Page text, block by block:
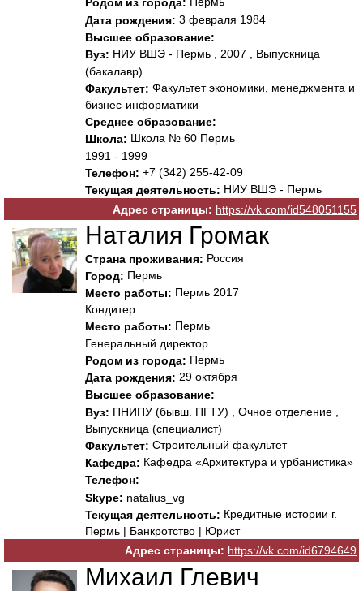
Родом из города:
Дата рождения: 3 февраля 1984
Высшее образование:
Вуз: НИУ ВШЭ - Пермь , 2007 , Выпускница
(бакалавр)
Факультет: Факультет экономики, менеджмента и
бизнес-информатики
Среднее образование:
Школа: Школа № 60 Пермь
1991 - 1999
Телефон: +7 (342) 255-42-09
Текущая деятельность: НИУ ВШЭ - Пермь
Адрес страницы: https://vk.com/id548051155
Наталия Громак
Страна проживания: Россия
Город: Пермь
Место работы: Пермь 2017
Кондитер
Место работы: Пермь
Генеральный директор
Родом из города: Пермь
Дата рождения: 29 октября
Высшее образование:
Вуз: ПНИПУ (бывш. ПГТУ) , Очное отделение ,
Выпускница (специалист)
Факультет: Строительный факультет
Кафедра: Кафедра «Архитектура и урбанистика»
Телефон:
Skype: natalius_vg
Текущая деятельность: Кредитные истории г.
Пермь | Банкротство | Юрист
Адрес страницы: https://vk.com/id6794649
Михаил Глевич